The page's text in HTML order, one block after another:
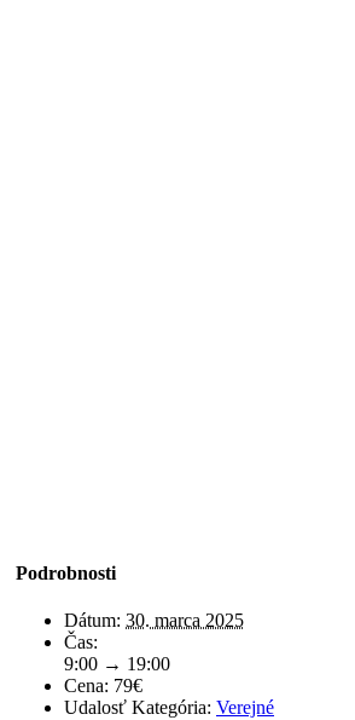
Podrobnosti
Dátum: 30. marca 2025
Čas:
9:00 → 19:00
Cena: 79€
Udalosť Kategória: Verejné